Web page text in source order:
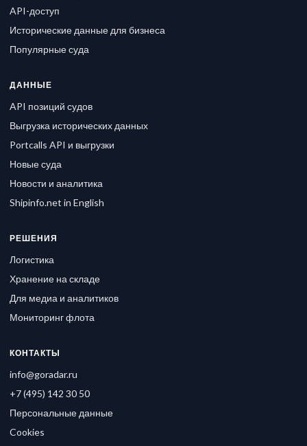
API-доступ
Исторические данные для бизнеса
Популярные суда
ДАННЫЕ
API позиций судов
Выгрузка исторических данных
Portcalls API и выгрузки
Новые суда
Новости и аналитика
Shipinfo.net in English
РЕШЕНИЯ
Логистика
Хранение на складе
Для медиа и аналитиков
Мониторинг флота
КОНТАКТЫ
info@goradar.ru
+7 (495) 142 30 50
Персональные данные
Cookies